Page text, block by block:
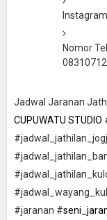
Nomor
Jadwal Jaranan
CUPUWATU STUDIO
#jaranan #